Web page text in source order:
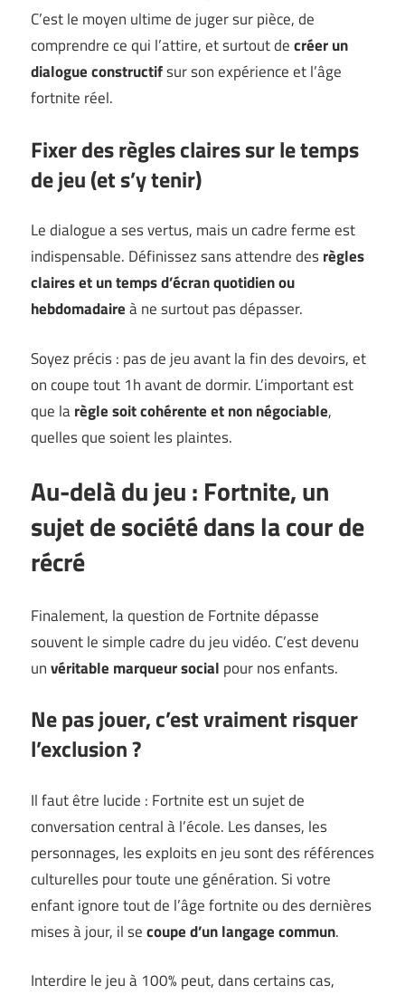
C’est le moyen ultime de juger sur pièce, de
comprendre ce qui l’attire, et surtout decréer un
dialogue constructifsur son expérience et l’âge
fortnite réel.
Fixer des règles claires sur le temps
de jeu (et s’y tenir)
Le dialogue a ses vertus, mais un cadre ferme est
indispensable. Définissez sans attendre desrègles
claires et un temps d’écran quotidien ou
hebdomadaireà ne surtout pas dépasser.
Soyez précis : pas de jeu avant la fin des devoirs, et
on coupe tout 1h avant de dormir. L’important est
que larègle soit cohérente et non négociable,
quelles que soient les plaintes.
Au-delà du jeu : Fortnite, un
sujet de société dans la cour de
récré
Finalement, la question de Fortnite dépasse
souvent le simple cadre du jeu vidéo. C’est devenu
unvéritable marqueur social pour nos enfants.
Ne pas jouer, c’est vraiment risquer
l’exclusion ?
Il faut être lucide : Fortnite est un sujet de
conversation central à l’école. Les danses, les
personnages, les exploits en jeu sont des références
culturelles pour toute une génération. Si votre
enfant ignore tout de l’âge fortnite ou des dernières
mises à jour, il secoupe d’un langage commun.
Interdire le jeu à 100% peut, dans certains cas,